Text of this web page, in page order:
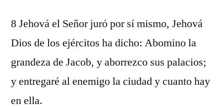
8 Jehová el Señor juró por sí mismo, Jehová
Dios de los ejércitos ha dicho: Abomino la
grandeza de Jacob, y aborrezco sus palacios;
y entregaré al enemigo la ciudad y cuanto hay
en ella.